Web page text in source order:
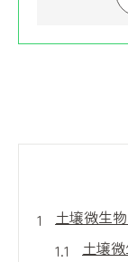
土壌微生
土壌